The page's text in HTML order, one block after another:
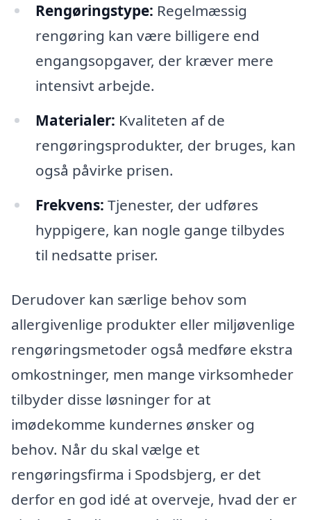
Rengøringstype: Regelmæssig
rengøring kan være billigere end
engangsopgaver, der kræver mere
intensivt arbejde.
Materialer: Kvaliteten af de
rengøringsprodukter, der bruges, kan
også påvirke prisen.
Frekvens: Tjenester, der udføres
hyppigere, kan nogle gange tilbydes
til nedsatte priser.
Derudover kan særlige behov som
allergivenlige produkter eller miljøvenlige
rengøringsmetoder også medføre ekstra
omkostninger, men mange virksomheder
tilbyder disse løsninger for at
imødekomme kundernes ønsker og
behov. Når du skal vælge et
rengøringsfirma i Spodsbjerg, er det
derfor en god idé at overveje, hvad der er